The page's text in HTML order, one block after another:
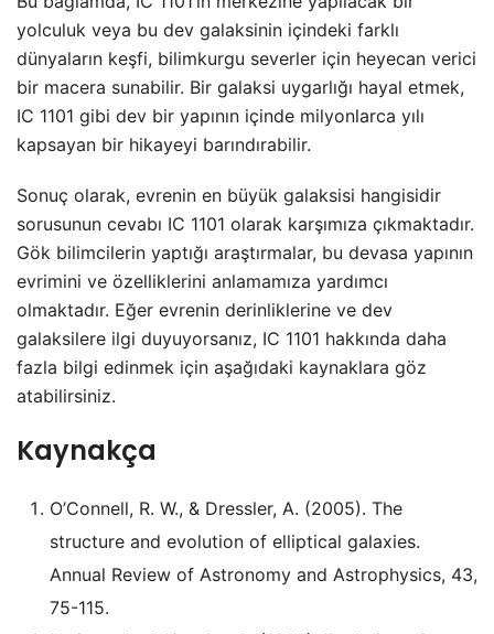
yolculuk veya bu dev galaksinin içindeki farklı
dünyaların keşfi, bilimkurgu severler için heyecan verici
bir macera sunabilir. Bir galaksi uygarlığı hayal etmek,
IC 1101 gibi dev bir yapının içinde milyonlarca yılı
kapsayan bir hikayeyi barındırabilir.
Sonuç olarak, evrenin en büyük galaksisi hangisidir
sorusunun cevabı IC 1101 olarak karşımıza çıkmaktadır.
Gök bilimcilerin yaptığı araştırmalar, bu devasa yapının
evrimini ve özelliklerini anlamamıza yardımcı
olmaktadır. Eğer evrenin derinliklerine ve dev
galaksilere ilgi duyuyorsanız, IC 1101 hakkında daha
fazla bilgi edinmek için aşağıdaki kaynaklara göz
atabilirsiniz.
Kaynakça
O’Connell, R. W., & Dressler, A. (2005). The
structure and evolution of elliptical galaxies.
Annual Review of Astronomy and Astrophysics, 43,
75-115.